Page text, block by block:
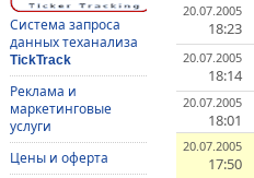
Система запроса
данных теханализа
TickTrack
Реклама и
маркетинговые
услуги
Цены и оферта
20.07.2005
18:23
20.07.2005
18:14
20.07.2005
18:01
20.07.2005
17:50